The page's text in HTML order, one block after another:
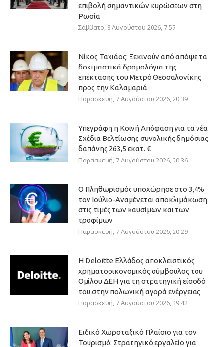
επιβολή σημαντικών κυρώσεων στη
Ρωσία
Σάββατο, 8 Αυγούστου 2026, 7:57
Νίκος Ταχιάος: Ξεκινούν από απόψε τα
δοκιμαστικά δρομολόγια της
επέκτασης του Μετρό Θεσσαλονίκης
προς την Καλαμαριά
Παρασκευή, 7 Αυγούστου 2026, 20:39
Υπεγράφη η Κοινή Απόφαση για τα νέα
Σχέδια Βελτίωσης συνολικής δημόσιας
δαπάνης 263,5 εκατ. €
Παρασκευή, 7 Αυγούστου 2026, 20:36
Ο Πληθωρισμός υποχώρησε στο 3,4%
τον Ιούλιο-Αναμένεται αποκλιμάκωση
στις τιμές των καυσίμων και των
τροφίμων
Παρασκευή, 7 Αυγούστου 2026, 20:29
Η Deloitte Ελλάδος αποκλειστικός
χρηματοοικονομικός σύμβουλος του
Ομίλου ΔΕΗ για τη στρατηγική είσοδό
του στην πολωνική αγορά ενέργειας
Παρασκευή, 7 Αυγούστου 2026, 19:42
Ειδικό Χωροταξικό Πλαίσιο για τον
Τουρισμό: Στρατηγικό εργαλείο για